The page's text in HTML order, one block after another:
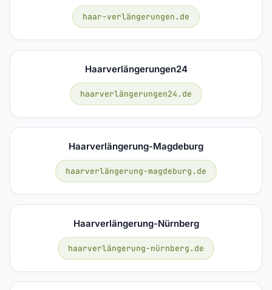
haar-verlängerungen.de
Haarverlängerungen24
haarverlängerungen24.de
Haarverlängerung-Magdeburg
haarverlängerung-magdeburg.de
Haarverlängerung-Nürnberg
haarverlängerung-nürnberg.de